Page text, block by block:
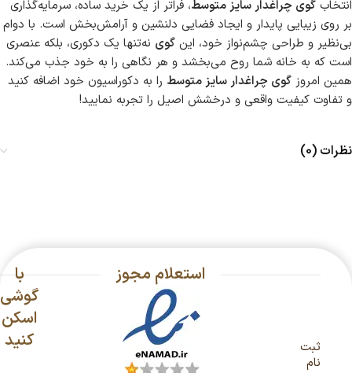
انتخاب گوی چراغدار سایز متوسط، فراتر از یک خرید ساده، سرمایه‌گذاری
بر روی زیبایی پایدار و ایجاد فضایی دلنشین و آرامش‌بخش است. با دوام
بی‌نظیر و طراحی چشم‌نواز خود، این گوی نه‌تنها یک دکوری، بلکه عنصری
است که به خانه شما روح می‌بخشد و هر نگاهی را به خود جذب می‌کند.
همین امروز گوی چراغدار سایز متوسط را به دکوراسیون خود اضافه کنید
و تفاوت کیفیت واقعی و درخشش اصیل را تجربه نمایید!
نظرات (0)
ثبت
نام
استعلام مجوز
با
گوشی
اسکن
کنید